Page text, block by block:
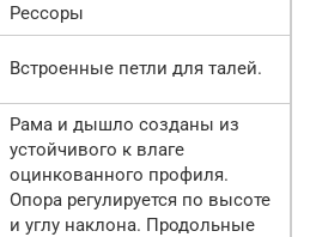
Рессоры
Встроенные петли для талей.
Рама и дышло созданы из
устойчивого к влаге
оцинкованного профиля.
Опора регулируется по высоте
и углу наклона. Продольные